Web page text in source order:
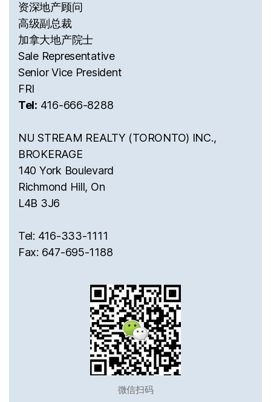
资深地产顾问
高级副总裁
加拿大地产院士
Sale Representative
Senior Vice President
FRI
Tel: 416-666-8288
NU STREAM REALTY (TORONTO) INC.,
BROKERAGE
140 York Boulevard
Richmond Hill, On
L4B 3J6
Tel: 416-333-1111
Fax: 647-695-1188
微信扫码